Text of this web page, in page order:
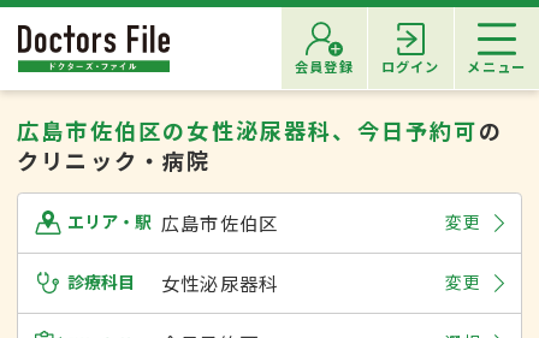
会員登録 ログイン メニュー
広島市佐伯区の女性泌尿器科、今日予約可の
クリニック・病院
エリア・駅 広島市佐伯区 変更
診療科目 女性泌尿器科 変更